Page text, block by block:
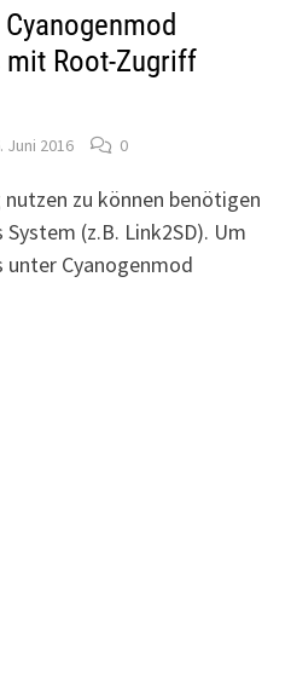
mit Root-Zugriff
Juni 2016 0
zu können benötigen
(z.B. Link2SD). Um
Cyanogenmod